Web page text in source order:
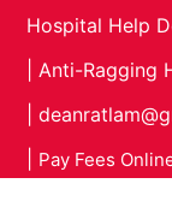
Hospital Help
Anti-Ragging
Pay Fees